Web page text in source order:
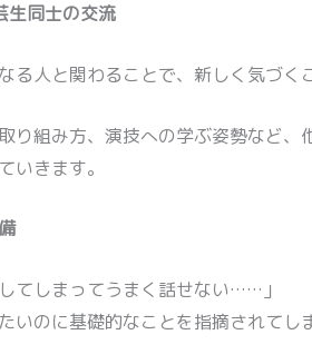
同士の交流
る人と関わることで、新しく気づく
り組み方、演技への学ぶ姿勢など
いきます。
てしまってうまく話せない……」
いのに基礎的なことを指摘されてし